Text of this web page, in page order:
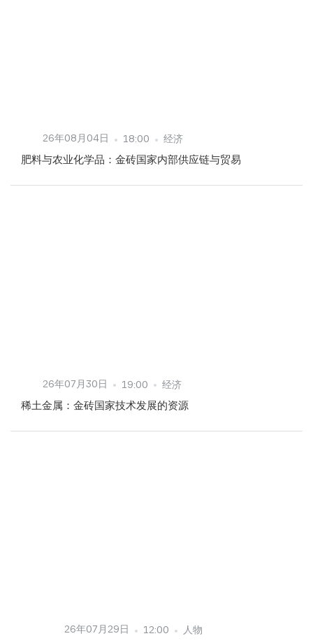
26年08月04日 18:00 经济
肥料与农业化学品：金砖国家内部供应链与贸易
26年07月30日 19:00 经济
稀土金属：金砖国家技术发展的资源
26年07月29日 12:00 人物